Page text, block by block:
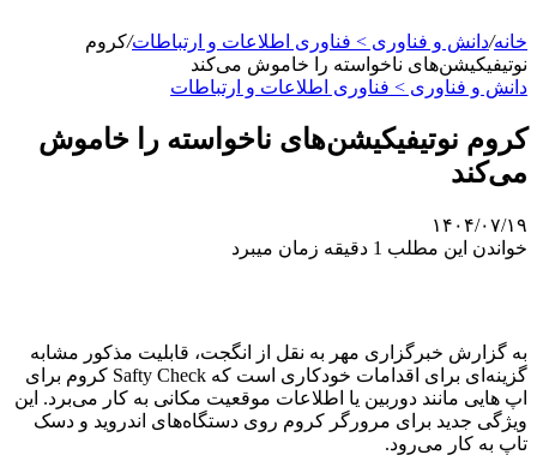
خانه/دانش و فناوری > فناوری اطلاعات و ارتباطات/کروم
نوتیفیکیشن‌های ناخواسته را خاموش می‌کند
دانش و فناوری > فناوری اطلاعات و ارتباطات
کروم نوتیفیکیشن‌های ناخواسته را خاموش
می‌کند
۱۴۰۴/۰۷/۱۹
خواندن این مطلب 1 دقیقه زمان میبرد
به گزارش خبرگزاری مهر به نقل از انگجت، قابلیت مذکور مشابه
گزینه‌ای برای اقدامات خودکاری است که Safty Check کروم برای
اپ هایی مانند دوربین یا اطلاعات موقعیت مکانی به کار می‌برد. این
ویژگی جدید برای مرورگر کروم روی دستگاه‌های اندروید و دسک
تاپ به کار می‌رود.